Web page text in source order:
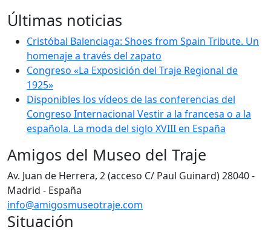
Últimas noticias
Cristóbal Balenciaga: Shoes from Spain Tribute. Un
homenaje a través del zapato
Congreso «La Exposición del Traje Regional de
1925»
Disponibles los vídeos de las conferencias del
Congreso Internacional Vestir a la francesa o a la
española. La moda del siglo XVIII en España
Amigos del Museo del Traje
Av. Juan de Herrera, 2 (acceso C/ Paul Guinard) 28040 -
Madrid - España
info@amigosmuseotraje.com
Situación